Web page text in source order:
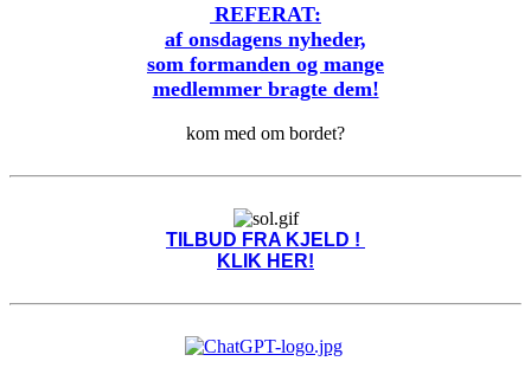
REFERAT:
af onsdagens nyheder,
som formanden og mange
medlemmer bragte dem!
kom med om bordet?
TILBUD FRA KJELD !
KLIK HER!